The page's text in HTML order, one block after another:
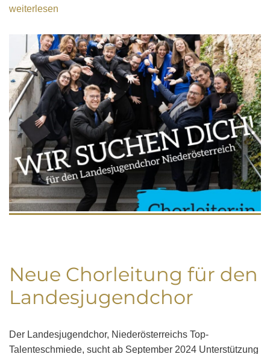
weiterlesen
Neue Chorleitung für den
Landesjugendchor
Der Landesjugendchor, Niederösterreichs Top-
Talenteschmiede, sucht ab September 2024 Unterstützung